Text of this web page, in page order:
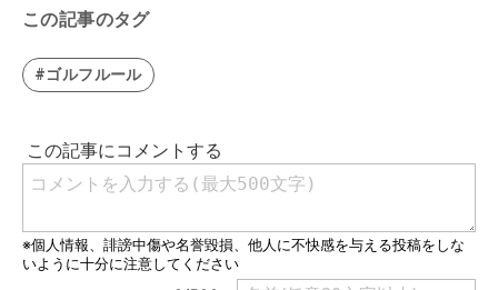
この記事のタグ
#ゴルフルール